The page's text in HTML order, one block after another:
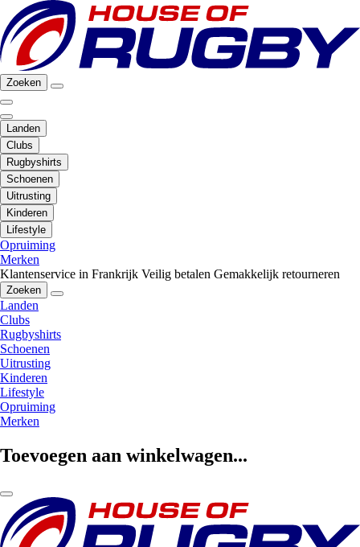
Zoeken
Landen
Clubs
Rugbyshirts
Schoenen
Uitrusting
Kinderen
Lifestyle
Opruiming
Merken
Klantenservice in Frankrijk Veilig betalen Gemakkelijk retourneren
Zoeken
Landen
Clubs
Rugbyshirts
Schoenen
Uitrusting
Kinderen
Lifestyle
Opruiming
Merken
Toevoegen aan winkelwagen...